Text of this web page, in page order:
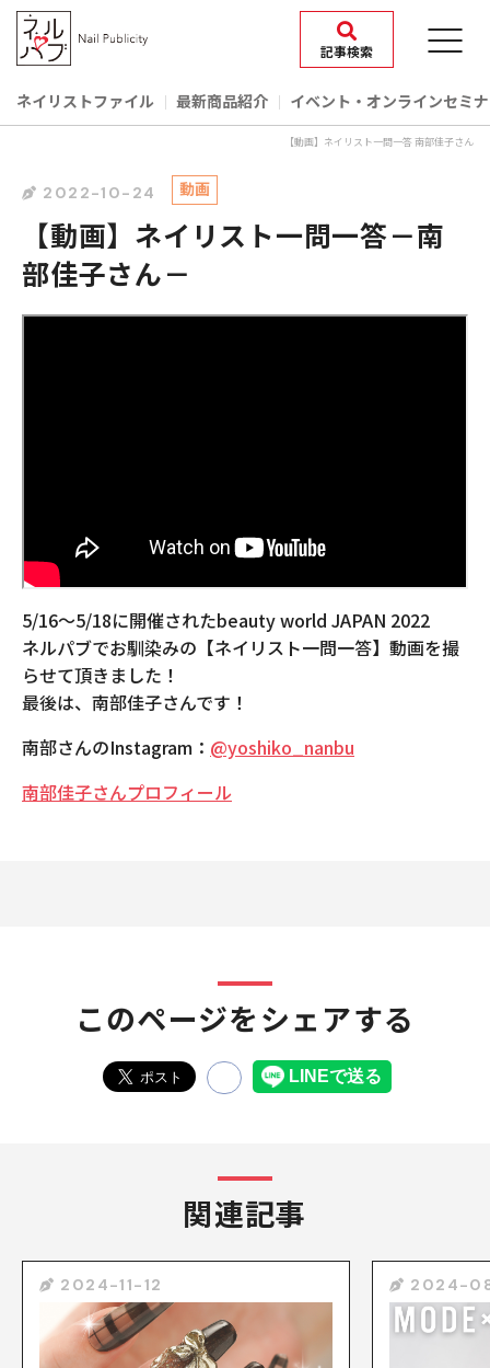
記事検索
ネイリストファイル 最新商品紹介 イベント‧オンラインセミ
【動画】ネイリスト一問一答 南部佳子さん
2022-10-24 動画
【動画】ネイリスト一問一答－南
部佳子さん－
5/16〜5/18に開催されたbeauty world JAPAN 2022
ネルパブでお馴染みの【ネイリスト一問一答】動画を撮
らせて頂きました！
最後は、南部佳子さんです！
南部さんのInstagram： @yoshiko_nanbu
南部佳子さんプロフィール
このページをシェアする
関連記事
2024-11-12 2024-